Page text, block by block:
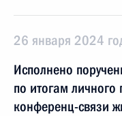
26 января 2024
Исполнено
по итогам
конференц-связи